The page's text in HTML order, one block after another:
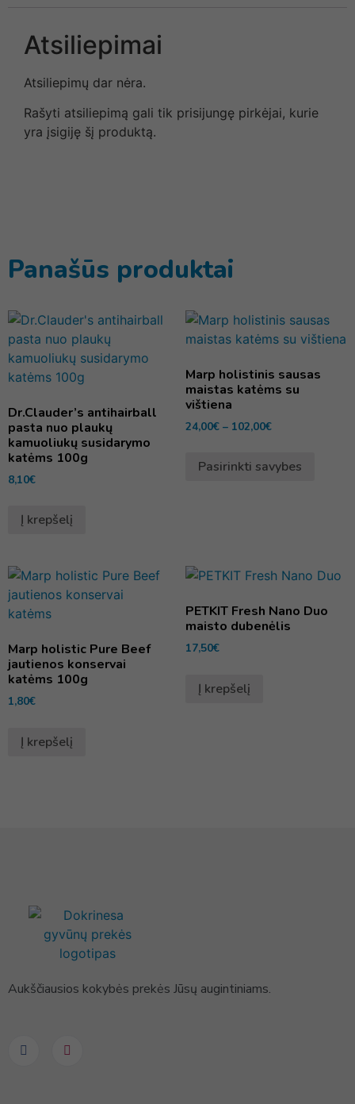
Atsiliepimai
Atsiliepimų dar nėra.
Rašyti atsiliepimą gali tik prisijungę pirkėjai, kurie
yra įsigiję šį produktą.
Panašūs produktai
Dr.Clauder’s antihairball
pasta nuo plaukų
kamuoliukų susidarymo
katėms 100g
8,10€
Į krepšelį
Marp holistinis sausas
maistas katėms su
vištiena
24,00€ – 102,00€
Pasirinkti savybes
Marp holistic Pure Beef
jautienos konservai
katėms 100g
1,80€
Į krepšelį
PETKIT Fresh Nano Duo
maisto dubenėlis
17,50€
Į krepšelį
Aukščiausios kokybės prekės Jūsų augintiniams.